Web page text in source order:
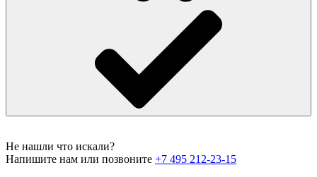
Не нашли что искали?
Напишите нам или позвоните +7 495 212-23-15